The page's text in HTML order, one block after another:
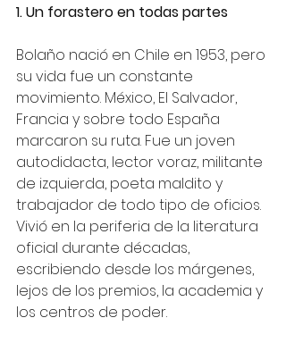
1. Un forastero en todas partes
Bolaño nació en Chile en 1953, pero
su vida fue un constante
movimiento. México, El Salvador,
Francia y sobre todo España
marcaron su ruta. Fue un joven
autodidacta, lector voraz, militante
de izquierda, poeta maldito y
trabajador de todo tipo de oficios.
Vivió en la periferia de la literatura
oficial durante décadas,
escribiendo desde los márgenes,
lejos de los premios, la academia y
los centros de poder.